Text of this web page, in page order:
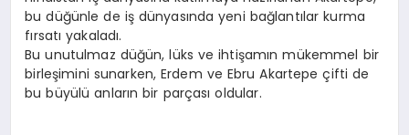
bu düğünle de iş dünyasında yeni bağlantılar kurma
fırsatı yakaladı.
Bu unutulmaz düğün, lüks ve ihtişamın mükemmel bir
birleşimini sunarken, Erdem ve Ebru Akartepe çifti de
bu büyülü anların bir parçası oldular.